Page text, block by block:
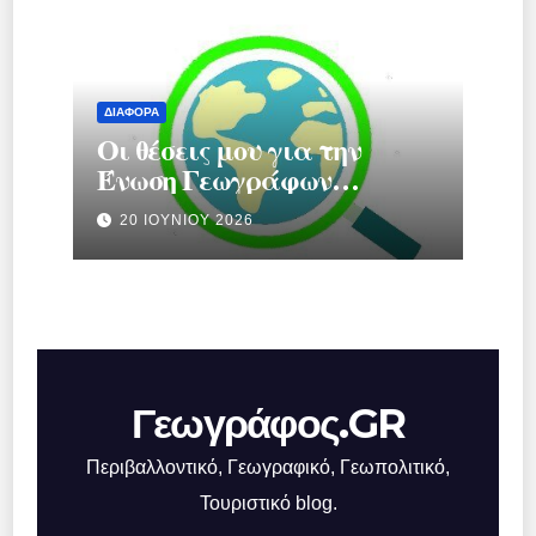
ΔΙΆΦΟΡΑ
Οι θέσεις μου για την
Ένωση Γεωγράφων
Ελλάδας.
20 ΙΟΥΝΊΟΥ 2026
Γεωγράφος.GR
Περιβαλλοντικό, Γεωγραφικό, Γεωπολιτικό,
Τουριστικό blog.